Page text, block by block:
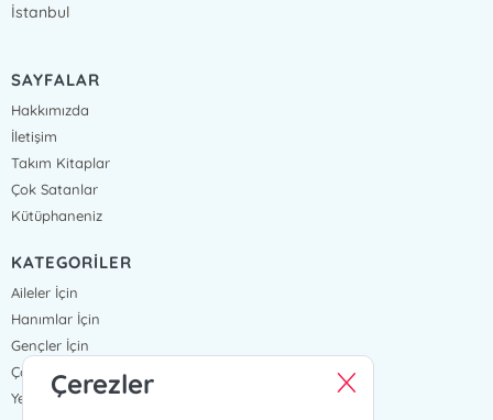
İstanbul
SAYFALAR
Hakkımızda
İletişim
Takım Kitaplar
Çok Satanlar
Kütüphaneniz
KATEGORİLER
Aileler İçin
Hanımlar İçin
Gençler İçin
Çocuklar İçin
Yeni Çıkanlar
Çerezler